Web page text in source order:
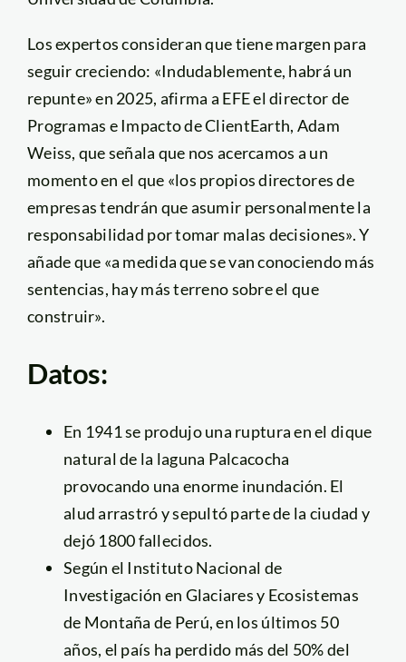
Los expertos consideran que tiene margen para
seguir creciendo: «Indudablemente, habrá un
repunte» en 2025, afirma a EFE el director de
Programas e Impacto de ClientEarth, Adam
Weiss, que señala que nos acercamos a un
momento en el que «los propios directores de
empresas tendrán que asumir personalmente la
responsabilidad por tomar malas decisiones». Y
añade que «a medida que se van conociendo más
sentencias, hay más terreno sobre el que
construir».
Datos:
En 1941 se produjo una ruptura en el dique
natural de la laguna Palcacocha
provocando una enorme inundación. El
alud arrastró y sepultó parte de la ciudad y
dejó 1800 fallecidos.
Según el Instituto Nacional de
Investigación en Glaciares y Ecosistemas
de Montaña de Perú, en los últimos 50
años, el país ha perdido más del 50% del